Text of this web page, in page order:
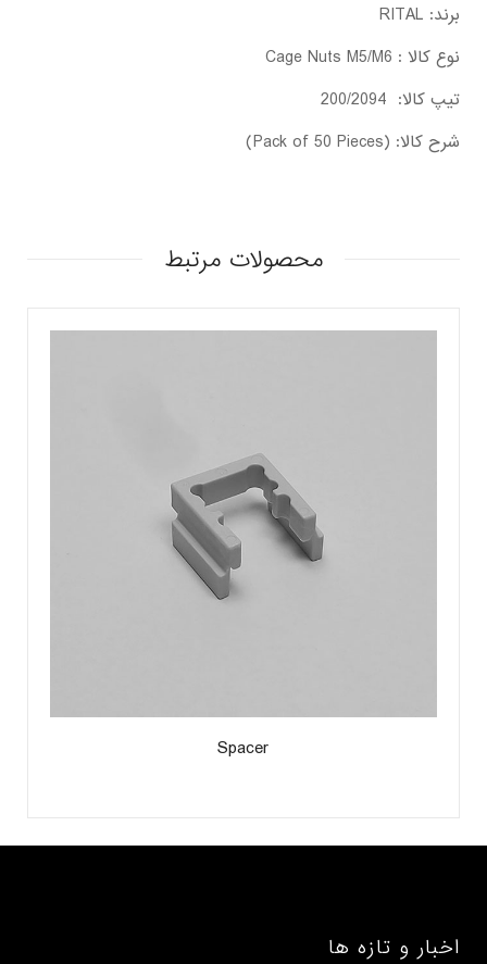
برند: RITAL
نوع کالا : Cage Nuts M5/M6
تیپ کالا: 200/2094
شرح کالا: (Pack of 50 Pieces)
محصولات مرتبط
Spacer
اخبار و تازه ها